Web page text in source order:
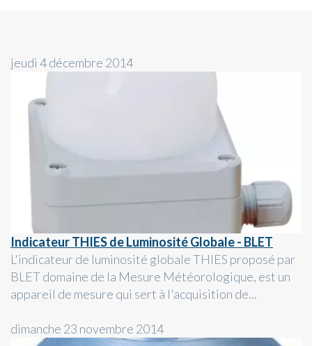
jeudi 4 décembre 2014
Indicateur THIES de Luminosité Globale - BLET
L'indicateur de luminosité globale THIES proposé par
BLET domaine de la Mesure Météorologique, est un
appareil de mesure qui sert à l'acquisition de...
dimanche 23 novembre 2014